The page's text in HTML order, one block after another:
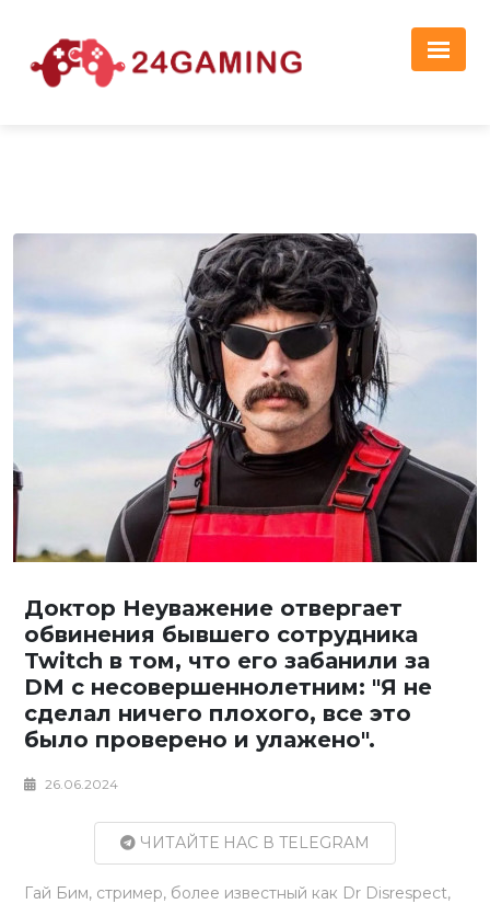
Доктор Неуважение отвергает
обвинения бывшего сотрудника
Twitch в том, что его забанили за
DM с несовершеннолетним: "Я не
сделал ничего плохого, все это
было проверено и улажено".
26.06.2024
ЧИТАЙТЕ НАС В TELEGRAM
Гай Бим, стример, более известный как Dr Disrespect,